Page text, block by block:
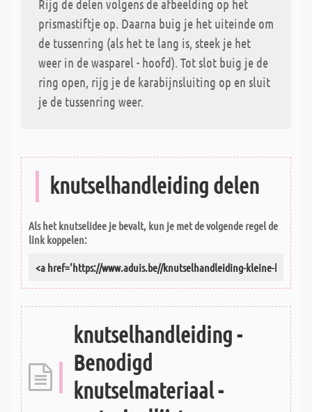
Rijg de delen volgens de afbeelding op het
prismastiftje op. Daarna buig je het uiteinde om
de tussenring (als het te lang is, steek je het
weer in de wasparel - hoofd). Tot slot buig je de
ring open, rijg je de karabijnsluiting op en sluit
je de tussenring weer.
knutselhandleiding delen
Als het knutselidee je bevalt, kun je met de volgende regel de
link koppelen:
knutselhandleiding -
Benodigd
knutselmateriaal -